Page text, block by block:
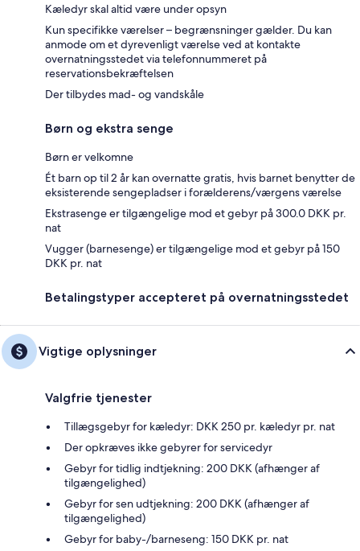
Kæledyr skal altid være under opsyn
Kun specifikke værelser – begrænsninger gælder. Du kan
anmode om et dyrevenligt værelse ved at kontakte
overnatningsstedet via telefonnummeret på
reservationsbekræftelsen
Der tilbydes mad- og vandskåle
Børn og ekstra senge
Børn er velkomne
Ét barn op til 2 år kan overnatte gratis, hvis barnet benytter de
eksisterende sengepladser i forælderens/værgens værelse
Ekstrasenge er tilgængelige mod et gebyr på 300.0 DKK pr.
nat
Vugger (barnesenge) er tilgængelige mod et gebyr på 150
DKK pr. nat
Betalingstyper accepteret på overnatningsstedet
Vigtige oplysninger
Valgfrie tjenester
Tillægsgebyr for kæledyr: DKK 250 pr. kæledyr pr. nat
Der opkræves ikke gebyrer for servicedyr
Gebyr for tidlig indtjekning: 200 DKK (afhænger af
tilgængelighed)
Gebyr for sen udtjekning: 200 DKK (afhænger af
tilgængelighed)
Gebyr for baby-/barneseng: 150 DKK pr. nat